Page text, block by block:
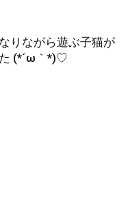
りながら遊ぶ子猫が
(*´ω｀*)♡